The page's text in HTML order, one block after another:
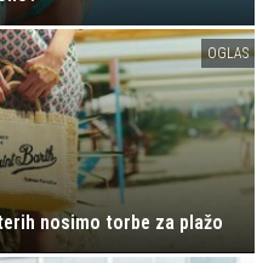
OGLAS
nosimo torbe za plažo